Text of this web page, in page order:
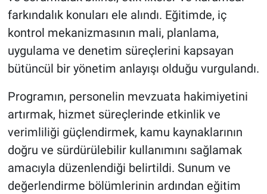
farkındalık konuları ele alındı. Eğitimde, iç
kontrol mekanizmasının mali, planlama,
uygulama ve denetim süreçlerini kapsayan
bütüncül bir yönetim anlayışı olduğu vurgulandı.
Programın, personelin mevzuata hakimiyetini
artırmak, hizmet süreçlerinde etkinlik ve
verimliliği güçlendirmek, kamu kaynaklarının
doğru ve sürdürülebilir kullanımını sağlamak
amacıyla düzenlendiği belirtildi. Sunum ve
değerlendirme bölümlerinin ardından eğitim